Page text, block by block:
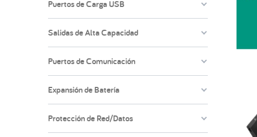
Puertos de Carga USB
Salidas de Alta Capacidad
Puertos de Comunicación
Expansión de Batería
Protección de Red/Datos